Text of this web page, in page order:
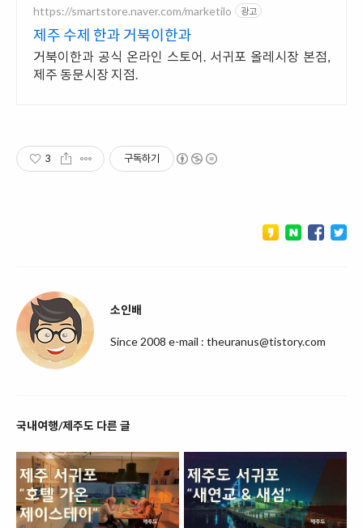
https://smartstore.naver.com/marketilo 광고
제주 수제 한과 거북이한과
거북이한과 공식 온라인 스토어. 서귀포 올레시장 본점,
제주 동문시장 지점.
3 구독하기
소인배
Since 2008 e-mail : theuranus@tistory.com
국내여행/제주도 다른 글